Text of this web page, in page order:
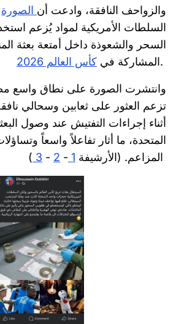
والزواحف النافقة، وادعت أن الصورة
السلطات الأمريكية لمواد يُزعم
السحر والشعوذة داخل أمتعة بعثة
المشاركة في كأس العالم 2026 .
وانتشرت الصورة على نطاق واسع
تزعم العثور على ثعابين وسحالي
أثناء إجراءات التفتيش عند وصول
المتحدة، ما أثار تفاعلاً واسعاً
المزاعم. (الأرشيفة 1
-
2
-
3